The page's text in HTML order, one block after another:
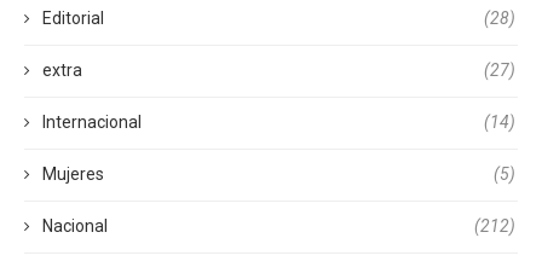
Editorial (28)
extra (27)
Internacional (14)
Mujeres (5)
Nacional (212)